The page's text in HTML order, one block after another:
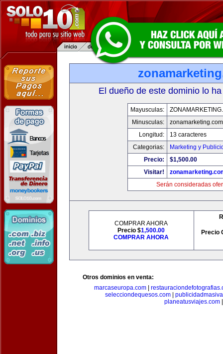
El dueño de este dominio lo
Mayusculas:
Minusculas:
zonamarketing.com
Longitud:
13 caracteres
Categorias:
Marketing y
Precio:
$1,500.00
Visitar!
Serán consideradas
COMPRAR AHORA
Precio $1,500.00
COMPRAR AHORA
Precio
Otros dominios en venta:
marcaseuropa.com|
selecciondequesos.com
planeatusviajes.com